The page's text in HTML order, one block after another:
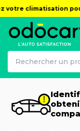
climatisation pour